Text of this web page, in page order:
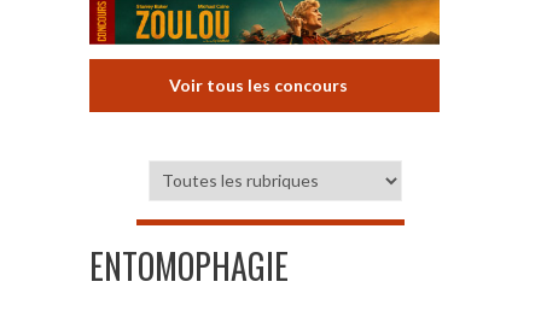
Voir tous les concours
ENTOMOPHAGIE